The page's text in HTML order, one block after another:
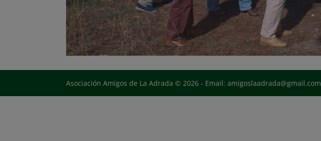
Asociación Amigos de La Adrada © 2026 - Email: amigoslaadrada@gmail.com